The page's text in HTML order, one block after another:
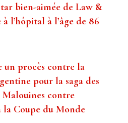
bien-aimée de Law &
l’hôpital à l’âge de 86
un procès contre la
pour la saga des
Malouines contre
la Coupe du Monde